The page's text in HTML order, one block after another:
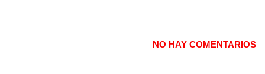
NO HAY COMENTARIOS